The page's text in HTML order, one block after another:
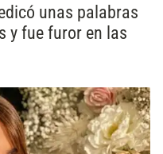
unas palabras
y fue furor en las